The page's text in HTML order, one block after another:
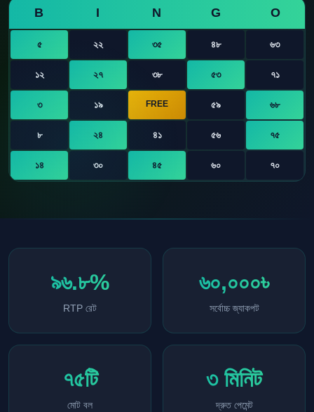
B I N G O
৫ ২২ ৩৫ ৪৮ ৬৩
১২ ২৭ ৩৮ ৫৩ ৭১
৩ ১৯ FREE ৫৯ ৬৮
৮ ২৪ ৪১ ৫৬ ৭৫
১৪ ৩০ ৪৫ ৬০ ৭০
৯৬.৮%
RTP রেট
৬০,০০০৳
সর্বোচ্চ জ্যাকপট
৭৫টি
মোট বল
৩ মিনিট
দ্রুত পেমেন্ট